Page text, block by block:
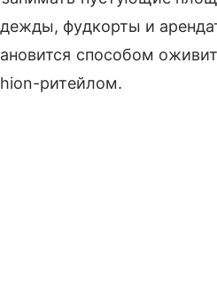
фудкорты и
способом
ритейлом.